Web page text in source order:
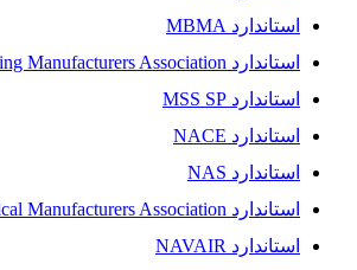
استاندارد MBMA
استاندارد Metal Building Manufacturers Association
استاندارد MSS SP
استاندارد NACE
استاندارد NAS
استاندارد National Electrical Manufacturers Association
استاندارد NAVAIR